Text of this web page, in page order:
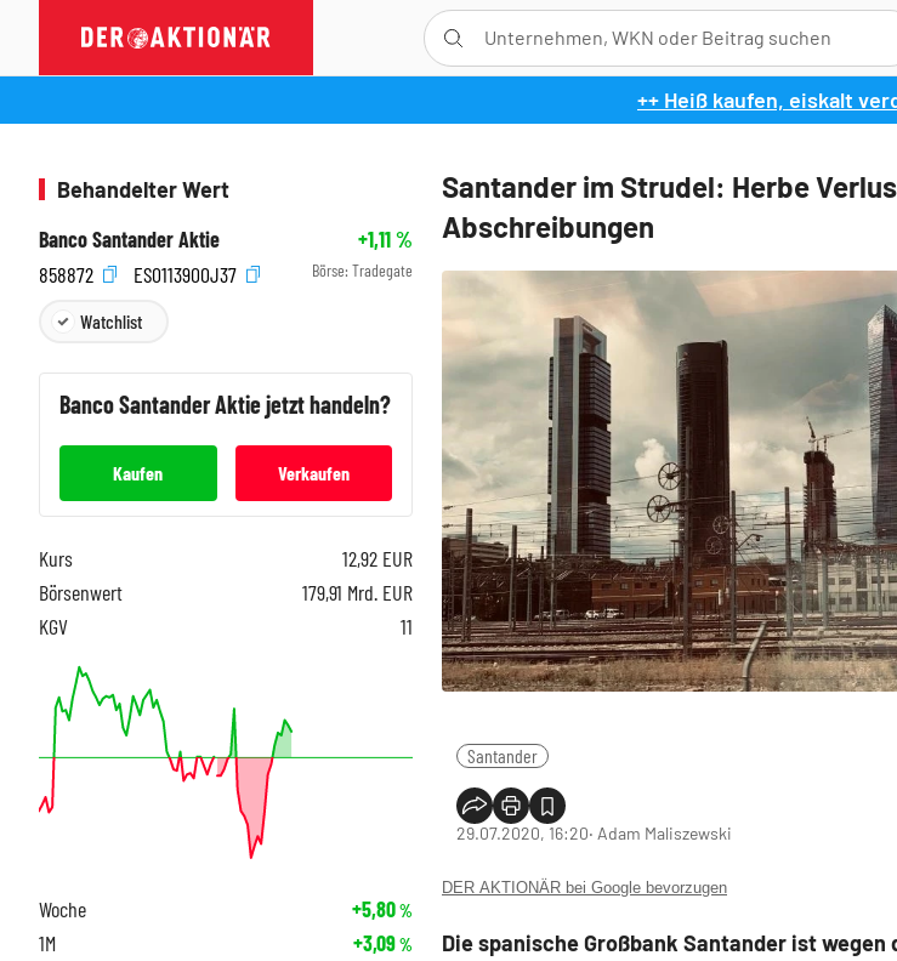
++ Heiß kaufen, eiskalt
Santander im Strudel: Herbe
Abschreibungen
Santander
29.07.2020, 16:20‧ Adam Maliszewski
DER AKTIONÄR bei Google bevorzugen
Die spanische Großbank Santander ist
Behandelter Wert
Banco Santander Aktie
+1,11%
858872
ES0113900J37 Börse: Tradegate
Watchlist
Banco SantanderAktie jetzt handeln?
Kaufen Verkaufen
Kurs 12,92 EUR
Börsenwert
179,91 Mrd. EUR
KGV
11
Woche +5,80%
1M +3,09%